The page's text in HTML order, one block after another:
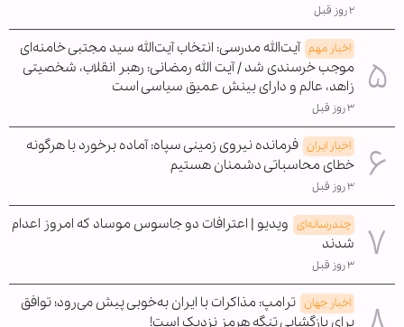
۲ روز قبل
اخبار مهم آیت‌الله مدرسی: انتخاب آیت‌الله سید مجتبی خامنه‌ای
موجب خرسندی شد / آیت الله رمضانی: رهبر انقلاب، شخصیتی
زاهد، عالم و دارای بینش عمیق سیاسی است
۳ روز قبل
اخبار ایران فرمانده نیروی زمینی سپاه: آماده برخورد با هرگونه
خطای محاسباتی دشمنان هستیم
۳ روز قبل
چندرسانه‌ای ویدیو | اعترافات دو جاسوس موساد که امروز اعدام
شدند
۳ روز قبل
اخبار جهان ترامپ: مذاکرات با ایران به‌خوبی پیش می‌رود؛ توافق
برای بازگشایی تنگه هرمز نزدیک است!